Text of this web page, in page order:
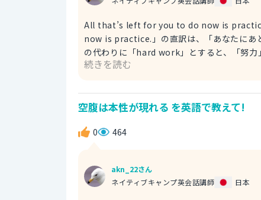
All that’s left for you to do now is practice. あとは練習ある
now is practice.」の直訳は、「あなたにあ
の代わりに「hard work」とすると、「努力」と言う意味になります。また、次の文も見てみましょう。
There’s a tough road ahead of you. これから険しい未来が待
らも頑張って練習しよう。 「Practice makes perfect」の直訳は、「練習が完璧を作る」となります。しか
し、こちらの表現は相手を励ますときに使
続きを読む
空腹は本性が現れる を英語で教えて!
0 464
akn_22さん
ネイティブキャンプ英会話講師
日本